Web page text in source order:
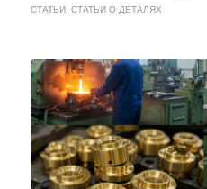
СТАТЬИ, СТАТЬИ О ДЕТАЛЯХ